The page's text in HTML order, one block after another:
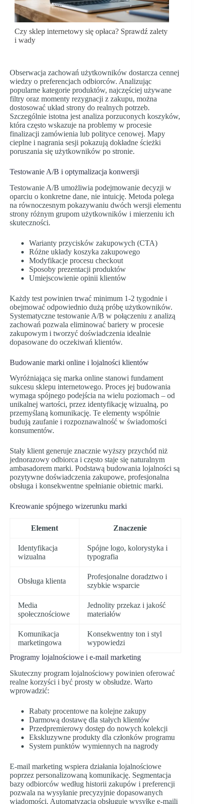
Czy sklep internetowy się opłaca? Sprawdź zalety
i wady
Obserwacja zachowań użytkowników dostarcza cennej
wiedzy o preferencjach odbiorców. Analizując
popularne kategorie produktów, najczęściej używane
filtry oraz momenty rezygnacji z zakupu, można
dostosować układ strony do realnych potrzeb.
Szczególnie istotna jest analiza porzuconych koszyków,
która często wskazuje na problemy w procesie
finalizacji zamówienia lub polityce cenowej. Mapy
cieplne i nagrania sesji pokazują dokładne ścieżki
poruszania się użytkowników po stronie.
Testowanie A/B i optymalizacja konwersji
Testowanie A/B umożliwia podejmowanie decyzji w
oparciu o konkretne dane, nie intuicję. Metoda polega
na równoczesnym pokazywaniu dwóch wersji elementu
strony różnym grupom użytkowników i mierzeniu ich
skuteczności.
Warianty przycisków zakupowych (CTA)
Różne układy koszyka zakupowego
Modyfikacje procesu checkout
Sposoby prezentacji produktów
Umiejscowienie opinii klientów
Każdy test powinien trwać minimum 1-2 tygodnie i
obejmować odpowiednio dużą próbę użytkowników.
Systematyczne testowanie A/B w połączeniu z analizą
zachowań pozwala eliminować bariery w procesie
zakupowym i tworzyć doświadczenia idealnie
dopasowane do oczekiwań klientów.
Budowanie marki online i lojalności klientów
Wyróżniająca się marka online stanowi fundament
sukcesu sklepu internetowego. Proces jej budowania
wymaga spójnego podejścia na wielu poziomach – od
unikalnej wartości, przez identyfikację wizualną, po
przemyślaną komunikację. Te elementy wspólnie
budują zaufanie i rozpoznawalność w świadomości
konsumentów.
Stały klient generuje znacznie wyższy przychód niż
jednorazowy odbiorca i często staje się naturalnym
ambasadorem marki. Podstawą budowania lojalności są
pozytywne doświadczenia zakupowe, profesjonalna
obsługa i konsekwentne spełnianie obietnic marki.
Kreowanie spójnego wizerunku marki
Element Znaczenie
Identyfikacja
wizualna
Spójne logo, kolorystyka i
typografia
Obsługa klienta
Profesjonalne doradztwo i
szybkie wsparcie
Media
społecznościowe
Jednolity przekaz i jakość
materiałów
Komunikacja
marketingowa
Konsekwentny ton i styl
wypowiedzi
Programy lojalnościowe i e-mail marketing
Skuteczny program lojalnościowy powinien oferować
realne korzyści i być prosty w obsłudze. Warto
wprowadzić:
Rabaty procentowe na kolejne zakupy
Darmową dostawę dla stałych klientów
Przedpremierowy dostęp do nowych kolekcji
Ekskluzywne produkty dla członków programu
System punktów wymiennych na nagrody
E-mail marketing wspiera działania lojalnościowe
poprzez personalizowaną komunikację. Segmentacja
bazy odbiorców według historii zakupów i preferencji
pozwala na wysyłanie precyzyjnie dopasowanych
wiadomości. Automatyzacja obsługuje wysyłkę e-maili